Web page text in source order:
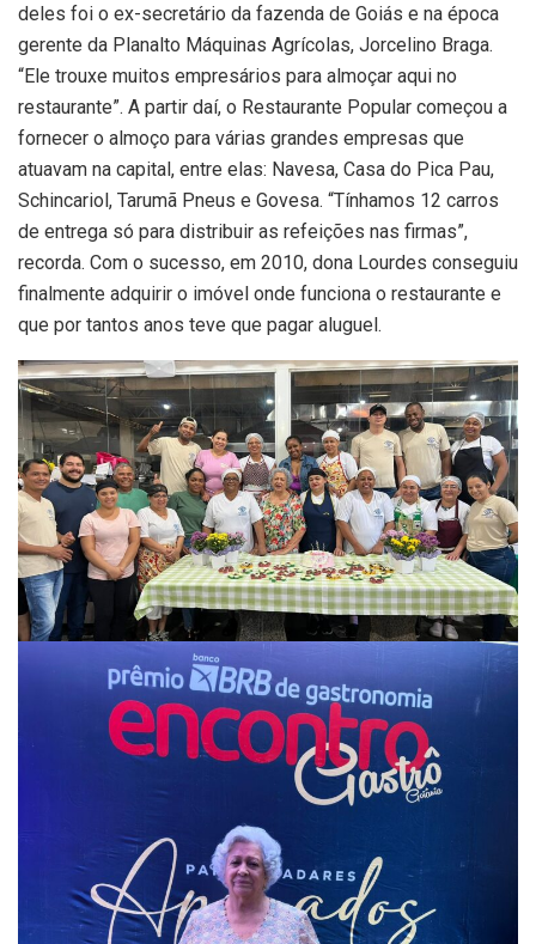
deles foi o ex-secretário da fazenda de Goiás e na época
gerente da Planalto Máquinas Agrícolas, Jorcelino Braga.
“Ele trouxe muitos empresários para almoçar aqui no
restaurante”. A partir daí, o Restaurante Popular começou a
fornecer o almoço para várias grandes empresas que
atuavam na capital, entre elas: Navesa, Casa do Pica Pau,
Schincariol, Tarumã Pneus e Govesa. “Tínhamos 12 carros
de entrega só para distribuir as refeições nas firmas”,
recorda. Com o sucesso, em 2010, dona Lourdes conseguiu
finalmente adquirir o imóvel onde funciona o restaurante e
que por tantos anos teve que pagar aluguel.